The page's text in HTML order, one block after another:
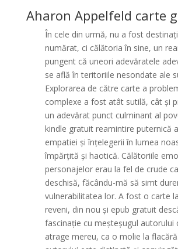
Aharon Appelfeld carte
În cele din urmă, nu a fost
numărat, ci călătoria în sine, un
pungent că uneori adevăratele
se află în teritoriile nesondate ale
Explorarea de către carte a
complexe a fost atât sutilă, cât și
un adevărat punct culminant al
kindle gratuit reamintire puternică
empatiei și înțelegerii în lumea
împărțită și haotică. Călătoriile
personajelor erau la fel de crude
deschisă, făcându-mă să simt
vulnerabilitatea lor. A fost o carte
reveni, din nou și epub gratuit
fascinație cu meșteșugul autorului
atrage mereu, ca o molie la